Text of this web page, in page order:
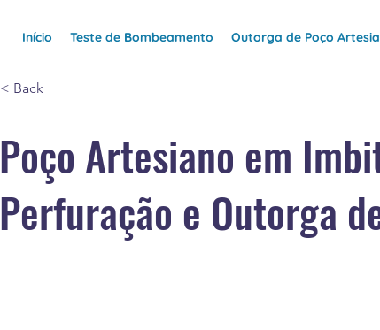
Início Teste de Bombeamento Outorga de Poço
< Back
Poço Artesiano em
Perfuração e Outorga